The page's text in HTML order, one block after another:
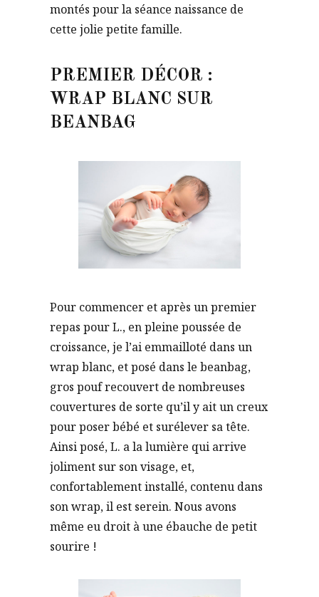
montés pour la séance naissance de
cette jolie petite famille.
PREMIER DÉCOR :
WRAP BLANC SUR
BEANBAG
Pour commencer et après un premier
repas pour L., en pleine poussée de
croissance, je l’ai emmailloté dans un
wrap blanc, et posé dans le beanbag,
gros pouf recouvert de nombreuses
couvertures de sorte qu’il y ait un creux
pour poser bébé et surélever sa tête.
Ainsi posé, L. a la lumière qui arrive
joliment sur son visage, et,
confortablement installé, contenu dans
son wrap, il est serein. Nous avons
même eu droit à une ébauche de petit
sourire !